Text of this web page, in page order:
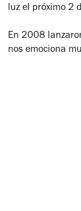
luz el próximo 2
En 2008
nos emociona